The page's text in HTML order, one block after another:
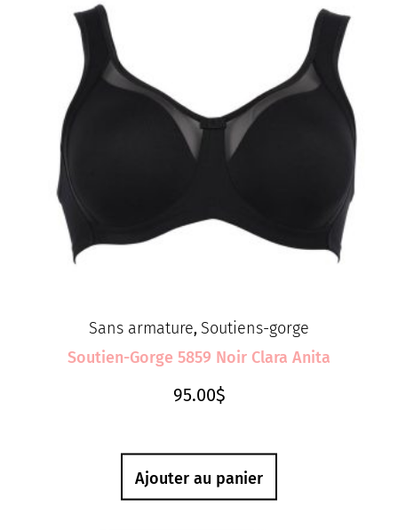
Sans armature, Soutiens-gorge
Soutien-Gorge 5859 Noir Clara Anita
95.00$
Ajouter au panier